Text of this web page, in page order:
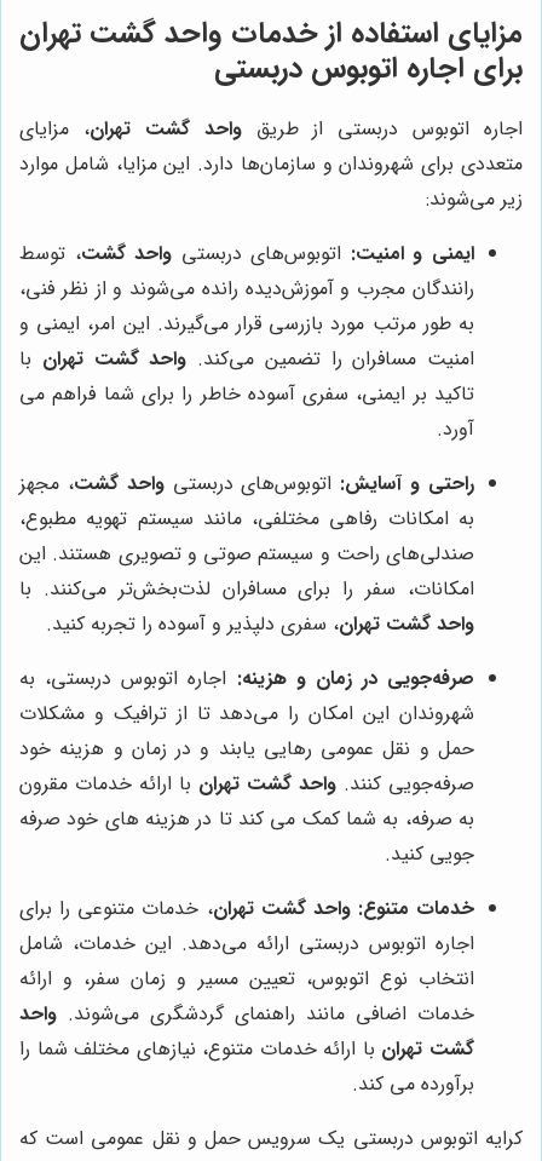
مزایای استفاده از خدمات واحد گشت تهران
برای اجاره اتوبوس دربستی
اجاره اتوبوس دربستی از طریقواحد گشت تهران، مزایای
متعددی برای شهروندان و سازمان‌ها دارد. این مزایا، شامل موارد
زیر می‌شوند:
ایمنی و امنیت: اتوبوس‌های دربستی واحد گشت، توسط
رانندگان مجرب و آموزش‌دیده رانده می‌شوند و از نظر فنی،
به طور مرتب مورد بازرسی قرار می‌گیرند. این امر، ایمنی و
امنیت مسافران را تضمین می‌کند. واحد گشت تهران با
تاکید بر ایمنی، سفری آسوده خاطر را برای شما فراهم می
آورد.
راحتی و آسایش: اتوبوس‌های دربستیواحد گشت، مجهز
به امکانات رفاهی مختلفی، مانند سیستم تهویه مطبوع،
صندلی‌های راحت و سیستم صوتی و تصویری هستند. این
امکانات، سفر را برای مسافران لذت‌بخش‌تر می‌کنند. با
واحد گشت تهران، سفری دلپذیر و آسوده را تجربه کنید.
صرفه‌جویی در زمان و هزینه: اجاره اتوبوس دربستی، به
شهروندان این امکان را می‌دهد تا از ترافیک و مشکلات
حمل و نقل عمومی رهایی یابند و در زمان و هزینه خود
صرفه‌جویی کنند. واحد گشت تهران با ارائه خدمات مقرون
به صرفه، به شما کمک می کند تا در هزینه های خود صرفه
جویی کنید.
خدمات متنوع: واحد گشت تهران، خدمات متنوعی را برای
اجاره اتوبوس دربستی ارائه می‌دهد. این خدمات، شامل
انتخاب نوع اتوبوس، تعیین مسیر و زمان سفر، و ارائه
خدمات اضافی مانند راهنمای گردشگری می‌شوند. واحد
گشت تهران با ارائه خدمات متنوع، نیازهای مختلف شما را
برآورده می کند.
کرایه اتوبوس دربستی یک سرویس حمل و نقل عمومی است که